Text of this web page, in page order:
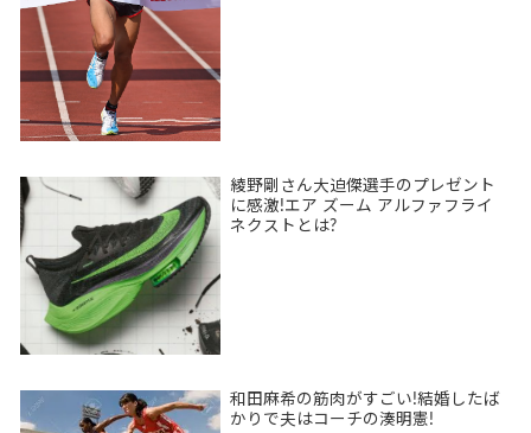
綾野剛さん大迫傑選手のプレゼント
に感激!エア ズーム アルファフライ
ネクストとは?
和田麻希の筋肉がすごい!結婚したば
かりで夫はコーチの湊明憲!